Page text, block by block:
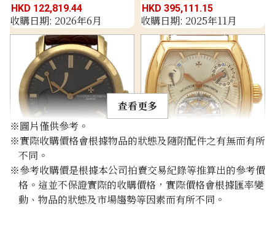
HKD 122,819.44
收購日期: 2026年6月
HKD 395,111.15
收購日期: 2025年11月
Vacheron Constantin
Malta 250th Anniversary
83050/000R
Vacheron Constantin
Malta Tonneau Tourbillon
30066/000R-8816
查看更多
※圖片僅供參考。
※實際收購價格會根據物品的狀態及隨附配件之有無而有所
不同。
※參考收購價是根據本公司拍賣交易紀錄等推算出的參考價
格。這並不保證實際的收購價格，實際價格會根據匯率變
動、物品的狀態及市場趨勢等因素而有所不同。